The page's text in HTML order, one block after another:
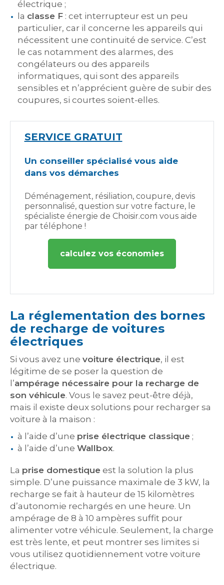
électrique ;
la classe F : cet interrupteur est un peu
particulier, car il concerne les appareils qui
nécessitent une continuité de service. C’est
le cas notamment des alarmes, des
congélateurs ou des appareils
informatiques, qui sont des appareils
sensibles et n’apprécient guère de subir des
coupures, si courtes soient-elles.
SERVICE GRATUIT
Un conseiller spécialisé vous aide
dans vos démarches
Déménagement, résiliation, coupure, devis
personnalisé, question sur votre facture, le
spécialiste énergie de Choisir.com vous aide
par téléphone !
calculez vos économies
La réglementation des bornes
de recharge de voitures
électriques
Si vous avez une voiture électrique, il est
légitime de se poser la question de
l’ampérage nécessaire pour la recharge de
son véhicule. Vous le savez peut-être déjà,
mais il existe deux solutions pour recharger sa
voiture à la maison :
à l’aide d’une prise électrique classique ;
à l’aide d’une Wallbox.
La prise domestique est la solution la plus
simple. D’une puissance maximale de 3 kW, la
recharge se fait à hauteur de 15 kilomètres
d’autonomie rechargés en une heure. Un
ampérage de 8 à 10 ampères suffit pour
alimenter votre véhicule. Seulement, la charge
est très lente, et peut montrer ses limites si
vous utilisez quotidiennement votre voiture
électrique.